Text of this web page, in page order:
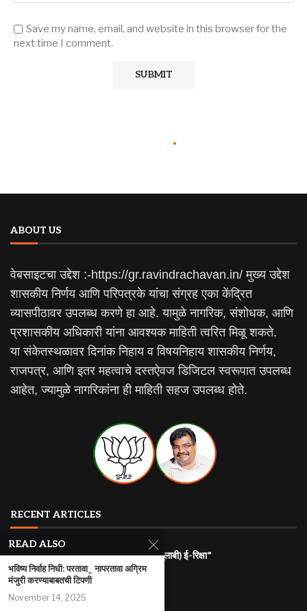
Save my name, email, and website in this browser for the
next time I comment.
ABOUT US
वेबसाइटचा उद्देश :-https://gr.ravindrachavan.in/ मुख्य उद्देश
शासकीय निर्णय आणि परिपत्रके यांचा संग्रह एका केंद्रित
व्यासपीठावर उपलब्ध करणे हा आहे. यामुळे नागरिक, संशोधक, आणि
प्रशासकीय अधिकारी यांना आवश्यक माहिती त्वरित मिळू शकते.
या संकेतस्थळावर दिनांक निहाय व विषयनिहाय शासकीय निर्णय,
राजपत्र, आणि इतर महत्वाचे दस्तऐवज डिजिटल स्वरूपात उपलब्ध
आहेत, ज्यामुळे नागरिकांना ही माहिती सहज उपलब्ध होते.
RECENT ARTICLES
राज्यातील गरजू महिलांना रोजगारासाठी “पिंक (गुलाबी) ई-रिक्षा”
July 31, 2026
महाराष्ट्र इलेक्ट्रिक वाहन धोरण
READ ALSO
भविष्य निर्वाह निधी: परतावा_ नापरतावा अग्रिम
मंजुरी करण्याबाबतची टिपणी
November 14, 2025